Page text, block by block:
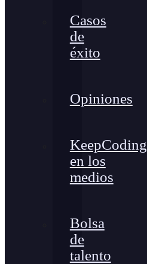
Casos
de
éxito
Opiniones
KeepCoding
en los
medios
Bolsa
de
talento